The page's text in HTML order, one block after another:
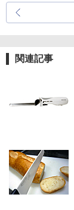
関連記事